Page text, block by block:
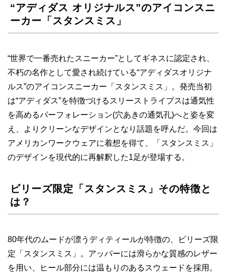
“アディダス オリジナルス”のアイコンスニ
ーカー「スタンスミス」
“世界で一番売れたスニーカー”としてギネスに認定され、
不朽の名作として愛され続けている“アディダスオリジナ
ルス”のアイコンスニーカー「スタンスミス」。発売当初
は“アディダス”を特徴づけるスリーストライプスは通気性
を高めるパーフォレーション(穴あきの通気孔)へと姿を変
え、よりクリーンなデザインとなり話題を呼んだ。今回は
アメリカンワークウェアに着想を得て、「スタンスミス」
のデザインを現代的に再解釈した1足が登場する。
ビリーズ限定「スタンスミス」その特徴と
は？
80年代のムードが漂うディティールが特徴の、ビリーズ限
定「スタンスミス」。アッパーには滑らかな質感のレザー
を用い、ヒール部分には温もりのあるスウェードを採用。